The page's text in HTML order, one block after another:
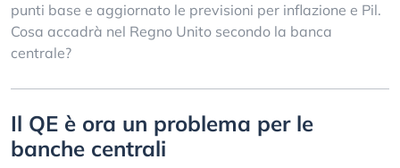
punti base e aggiornato le previsioni per inflazione e Pil.
Cosa accadrà nel Regno Unito secondo la banca
centrale?
Il QE è ora un problema per le
banche centrali